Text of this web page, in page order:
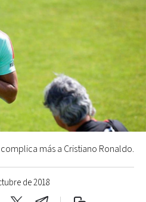
de 2018
más a Cristiano Ronaldo.